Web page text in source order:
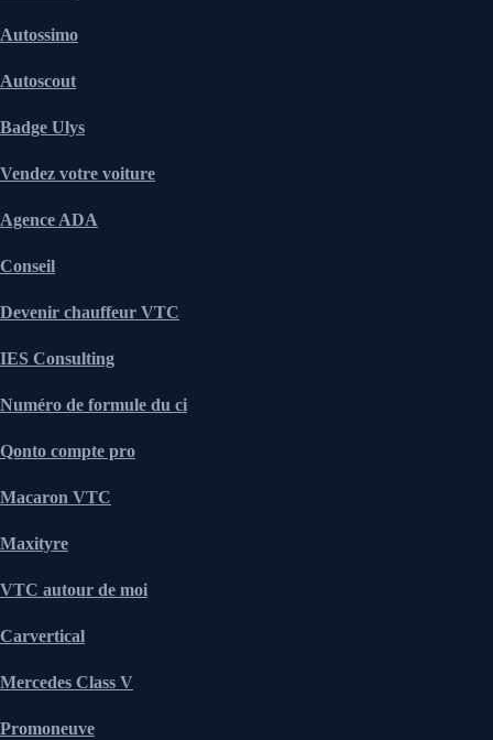
Autossimo
Autoscout
Badge Ulys
Vendez votre voiture
Agence ADA
Conseil
Devenir chauffeur VTC
IES Consulting
Numéro de formule du ci
Qonto compte pro
Macaron VTC
Maxityre
VTC autour de moi
Carvertical
Mercedes Class V
Promoneuve